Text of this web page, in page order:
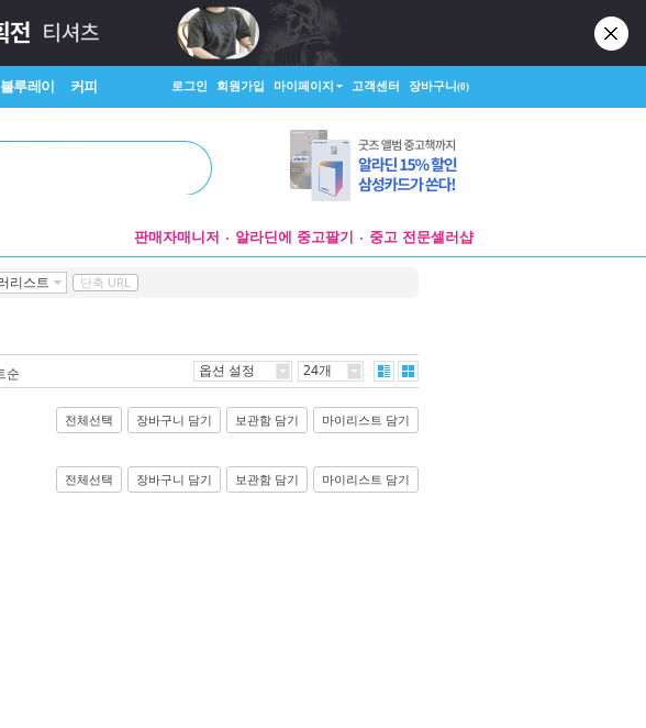
블루레이 커피 로그인 회원가입 마이페이지 고객센터 장바구니(0)
판매자매니저 알라딘에 중고팔기 중고 전문셀러샵
리스트 단축 URL
순 옵션 설정 24개
전체선택 장바구니 담기 보관함 담기 마이리스트 담기
전체선택 장바구니 담기 보관함 담기 마이리스트 담기